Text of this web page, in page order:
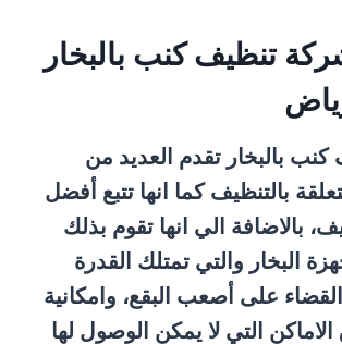
تنظيف كنب بالبخار
بالبخار تقدم العديد من
بالتنظيف كما انها تتبع أفضل
بالاضافة الي انها تقوم بذلك
البخار والتي تمتلك القدرة
القضاء على أصعب البقع، وامكانية
التي لا يمكن الوصول لها